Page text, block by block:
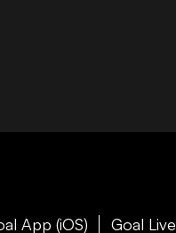
App (iOS) Goal Live